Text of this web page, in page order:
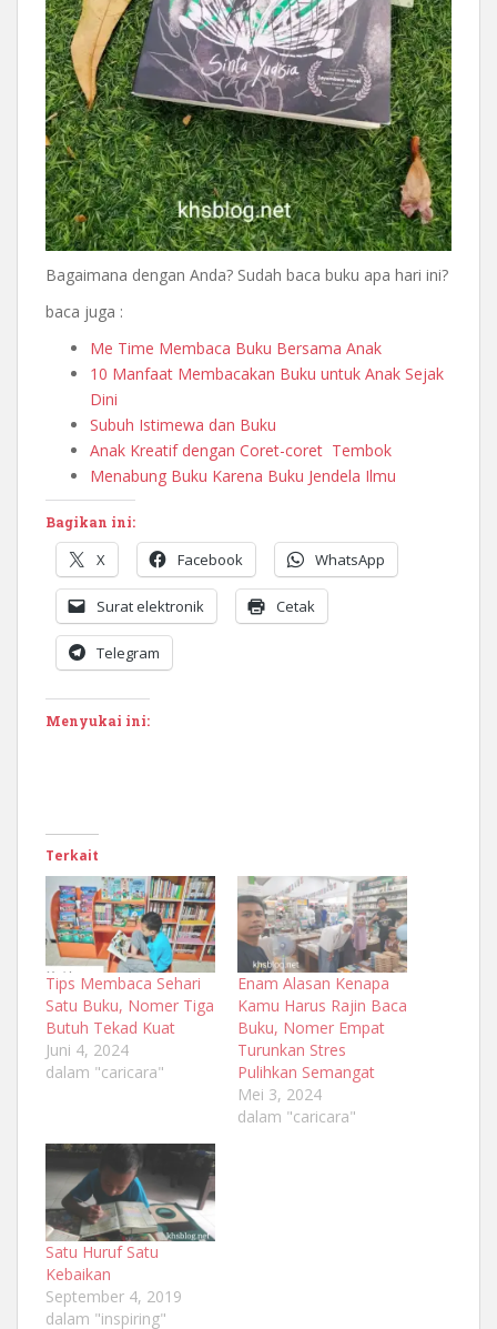
Bagaimana dengan Anda? Sudah baca buku apa hari ini?
baca juga :
Me Time Membaca Buku Bersama Anak
10 Manfaat Membacakan Buku untuk Anak Sejak
Dini
Subuh Istimewa dan Buku
Anak Kreatif dengan Coret-coret Tembok
Menabung Buku Karena Buku Jendela Ilmu
Bagikan ini:
X Facebook WhatsApp
Surat elektronik Cetak
Telegram
Menyukai ini:
Terkait
Tips Membaca Sehari
Satu Buku, Nomer Tiga
Butuh Tekad Kuat
Juni 4, 2024
dalam "caricara"
Enam Alasan Kenapa
Kamu Harus Rajin Baca
Buku, Nomer Empat
Turunkan Stres
Pulihkan Semangat
Mei 3, 2024
dalam "caricara"
Satu Huruf Satu
Kebaikan
September 4, 2019
dalam "inspiring"